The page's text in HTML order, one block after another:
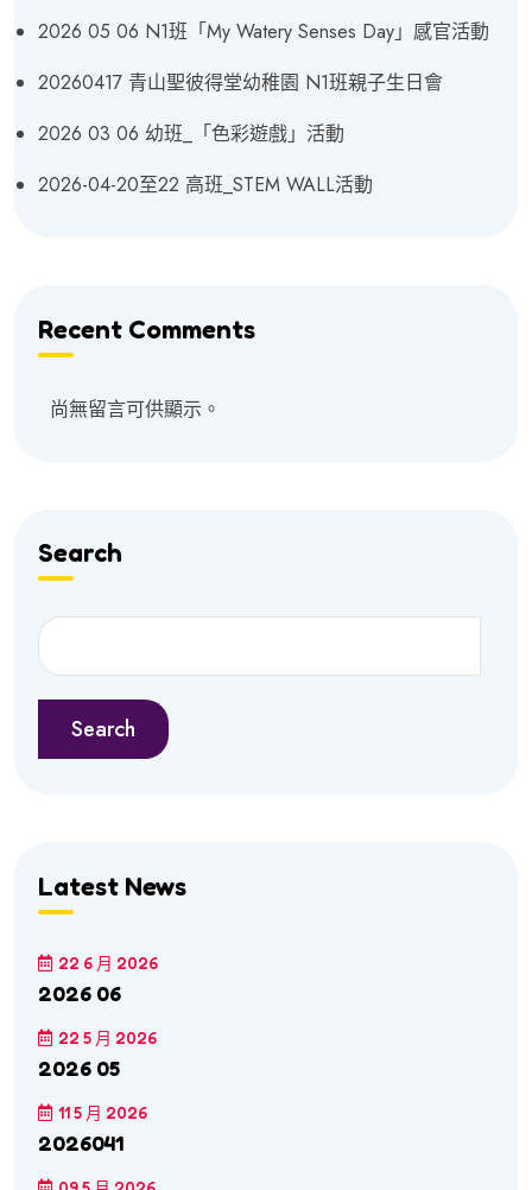
2026 05 06 N1班「My Watery Senses Day」感官活動
20260417 青山聖彼得堂幼稚園 N1班親子生日會
2026 03 06 幼班_「色彩遊戲」活動
2026-04-20至22 高班_STEM WALL活動
Recent Comments
尚無留言可供顯示。
Search
Search
Latest News
22 6 月 2026
2026 06
22 5 月 2026
2026 05
11 5 月 2026
2026041